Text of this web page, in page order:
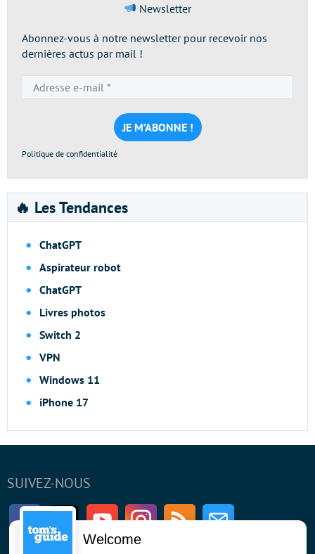
Newsletter
Abonnez-vous à notre newsletter pour recevoir nos
dernières actus par mail !
e-
mail
*
Politique de confidentialité
🔥 Les Tendances
ChatGPT
Aspirateur robot
ChatGPT
Livres photos
Switch 2
VPN
Windows 11
iPhone 17
SUIVEZ-NOUS
FacebookTwitter Youtube InstagramRSS Newsletter
Welcome